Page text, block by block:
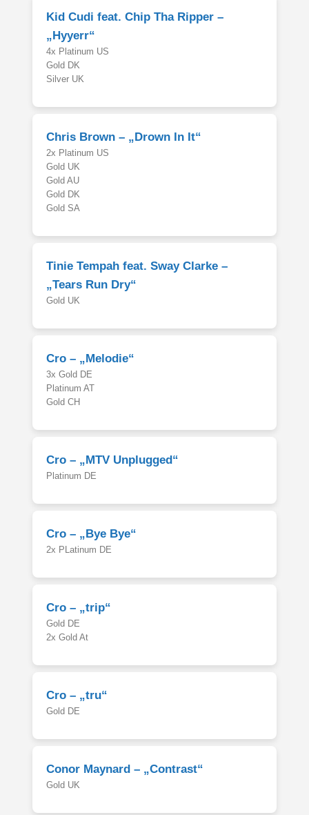
Kid Cudi feat. Chip Tha Ripper –
„Hyyerr“
4x Platinum US
Gold DK
Silver UK
Chris Brown – „Drown In It“
2x Platinum US
Gold UK
Gold AU
Gold DK
Gold SA
Tinie Tempah feat. Sway Clarke –
„Tears Run Dry“
Gold UK
Cro – „Melodie“
3x Gold DE
Platinum AT
Gold CH
Cro – „MTV Unplugged“
Platinum DE
Cro – „Bye Bye“
2x PLatinum DE
Cro – „trip“
Gold DE
2x Gold At
Cro – „tru“
Gold DE
Conor Maynard – „Contrast“
Gold UK